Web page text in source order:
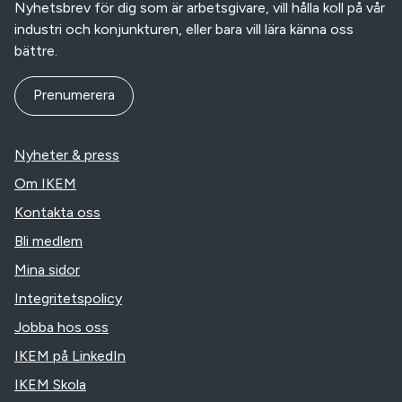
Nyhetsbrev för dig som är arbetsgivare, vill hålla koll på vår
industri och konjunkturen, eller bara vill lära känna oss
bättre.
Prenumerera
Nyheter & press
Om IKEM
Kontakta oss
Bli medlem
Mina sidor
Integritetspolicy
Jobba hos oss
IKEM på LinkedIn
IKEM Skola